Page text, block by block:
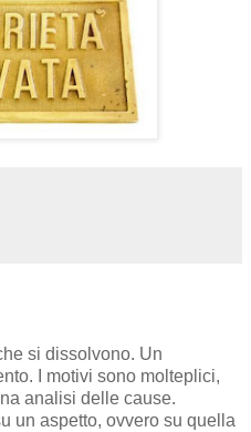
si dissolvono. Un
I motivi sono molteplici,
analisi delle cause.
un aspetto, ovvero su quella